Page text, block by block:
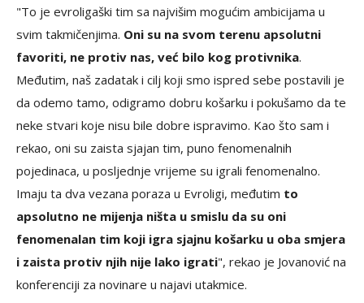
"To je evroligaški tim sa najvišim mogućim ambicijama u
svim takmičenjima. Oni su na svom terenu apsolutni
favoriti, ne protiv nas, već bilo kog protivnika.
Međutim, naš zadatak i cilj koji smo ispred sebe postavili je
da odemo tamo, odigramo dobru košarku i pokušamo da te
neke stvari koje nisu bile dobre ispravimo. Kao što sam i
rekao, oni su zaista sjajan tim, puno fenomenalnih
pojedinaca, u posljednje vrijeme su igrali fenomenalno.
Imaju ta dva vezana poraza u Evroligi, međutim to
apsolutno ne mijenja ništa u smislu da su oni
fenomenalan tim koji igra sjajnu košarku u oba smjera
i zaista protiv njih nije lako igrati", rekao je Jovanović na
konferenciji za novinare u najavi utakmice.